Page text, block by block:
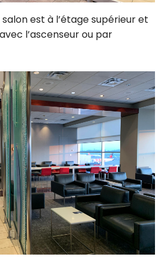
salon est à l’étage supérieur et
l’ascenseur ou par